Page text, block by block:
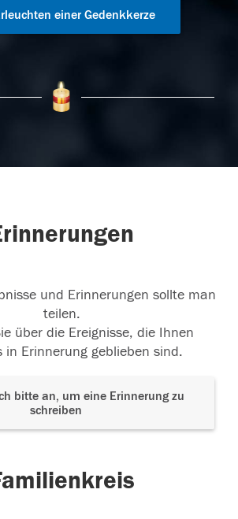
einer Gedenkkerze
und Erinnerungen sollte man
teilen.
über die Ereignisse, die Ihnen
in Erinnerung geblieben sind.
bitte an, um eine Erinnerung zu
schreiben